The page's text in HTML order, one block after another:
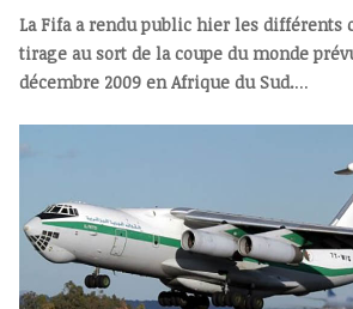
La Fifa a rendu public hier les différents
tirage au sort de la coupe du monde
décembre 2009 en Afrique du Sud....